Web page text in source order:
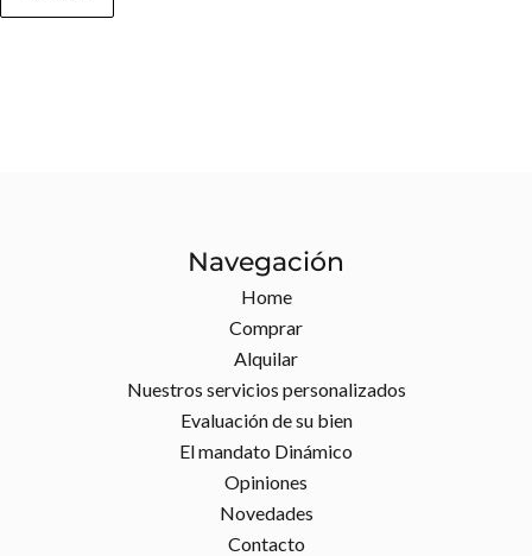
Navegación
Home
Comprar
Alquilar
Nuestros servicios personalizados
Evaluación de su bien
El mandato Dinámico
Opiniones
Novedades
Contacto